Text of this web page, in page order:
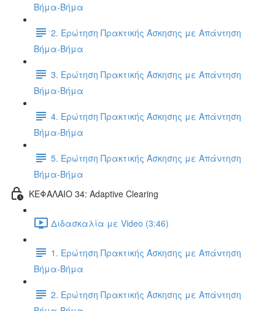
Βήμα-Βήμα
2. Ερώτηση Πρακτικής Άσκησης με Απάντηση
Βήμα-Βήμα
3. Ερώτηση Πρακτικής Άσκησης με Απάντηση
Βήμα-Βήμα
4. Ερώτηση Πρακτικής Άσκησης με Απάντηση
Βήμα-Βήμα
5. Ερώτηση Πρακτικής Άσκησης με Απάντηση
Βήμα-Βήμα
ΚΕΦΑΛΑΙΟ 34: Adaptive Clearing
Διδασκαλία με Video (3:46)
1. Ερώτηση Πρακτικής Άσκησης με Απάντηση
Βήμα-Βήμα
2. Ερώτηση Πρακτικής Άσκησης με Απάντηση